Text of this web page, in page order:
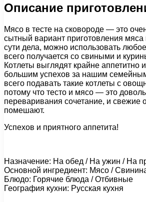
Описание
Мясо в тесте на сковороде — это
сытный вариант приготовления мяса
сути дела, можно использовать
всего получается со свиными и
Котлеты выглядят крайне аппетитно
большим успехов за нашим
всего подавать такие котлеты с
потому что тесто и мясо — это
переваривания сочетание, и свежие
помешают.
Успехов и приятного аппетита!
Назначение: На обед / На ужин / На
Основной ингредиент: Мясо /
Блюдо: Горячие блюда / Отбивные
География кухни: Русская кухня